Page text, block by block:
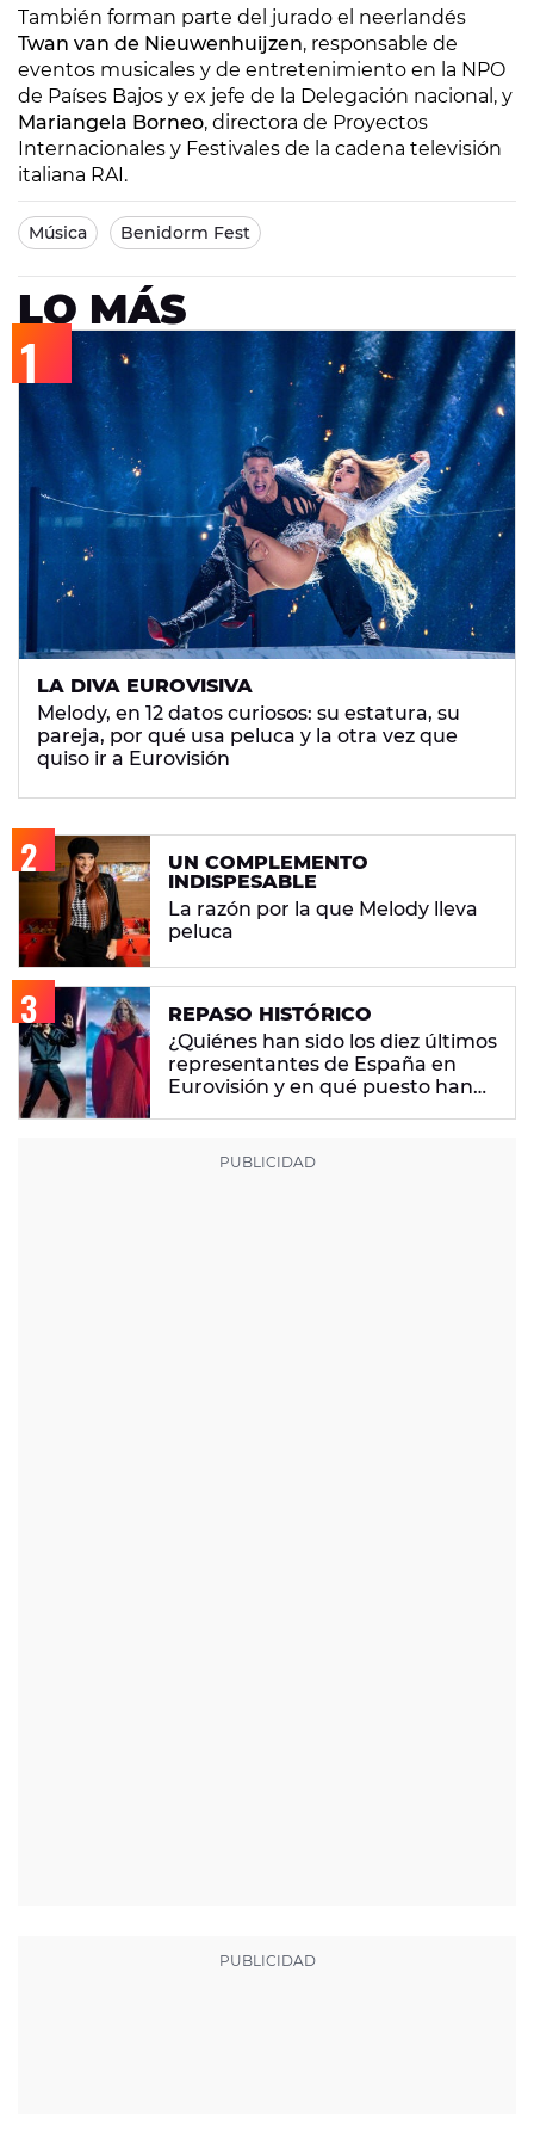
También forman parte del jurado el neerlandés
Twan van de Nieuwenhuijzen, responsable de
eventos musicales y de entretenimiento en la NPO
de Países Bajos y ex jefe de la Delegación nacional, y
Mariangela Borneo, directora de Proyectos
Internacionales y Festivales de la cadena televisión
italiana RAI.
Música Benidorm Fest
LO MÁS
LA DIVA EUROVISIVA
Melody, en 12 datos curiosos: su estatura, su
pareja, por qué usa peluca y la otra vez que
quiso ir a Eurovisión
UN COMPLEMENTO
INDISPESABLE
La razón por la que Melody lleva
peluca
REPASO HISTÓRICO
¿Quiénes han sido los diez últimos
representantes de España en
Eurovisión y en qué puesto han